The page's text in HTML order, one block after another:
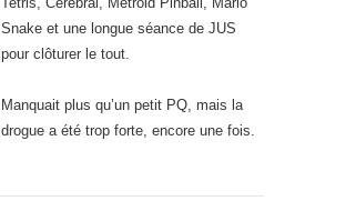
Snake et une longue séance de JUS
pour clôturer le tout.
Manquait plus qu’un petit PQ, mais la
drogue a été trop forte, encore une fois.